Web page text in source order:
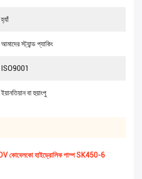
হ্যাঁ
আমাদের স্ট্যান্ড প্যাকিং
ISO9001
ইয়ানতিয়ান বা হুয়াংপু
কোবেলকো হাইড্রোলিক পাম্প SK450-6